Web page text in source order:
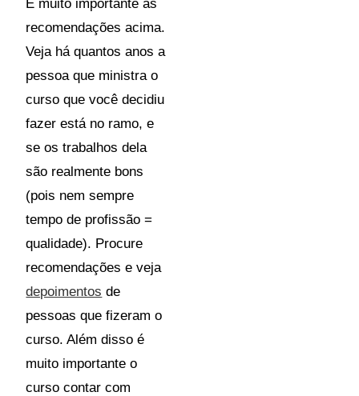
É muito importante as
recomendações acima.
Veja há quantos anos a
pessoa que ministra o
curso que você decidiu
fazer está no ramo, e
se os trabalhos dela
são realmente bons
(pois nem sempre
tempo de profissão =
qualidade). Procure
recomendações e veja
depoimentos de
pessoas que fizeram o
curso. Além disso é
muito importante o
curso contar com